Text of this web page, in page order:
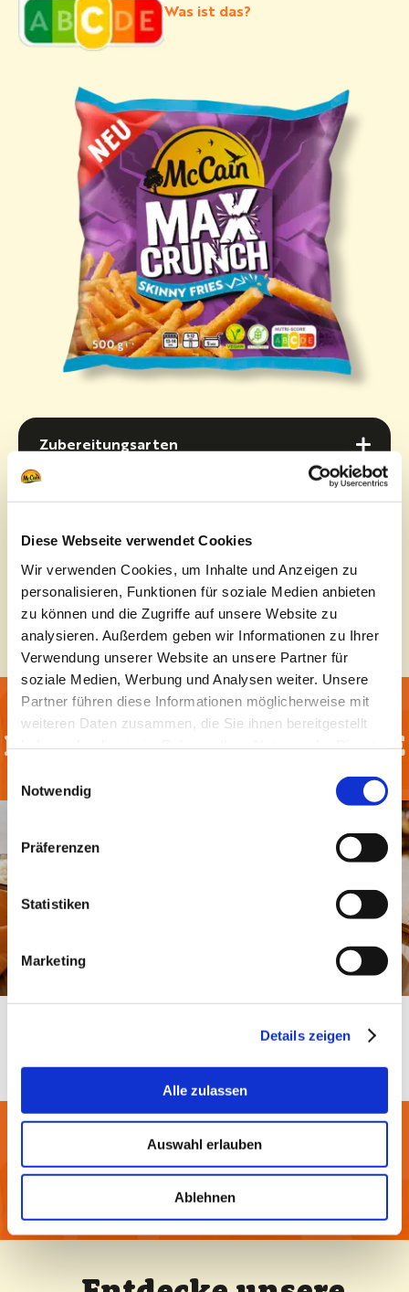
Diese Webseite verwendet Cookies
Wir verwenden Cookies, um Inhalte und Anzeigen zu
personalisieren, Funktionen für soziale Medien anbieten
zu können und die Zugriffe auf unsere Website zu
analysieren. Außerdem geben wir Informationen zu Ihrer
Verwendung unserer Website an unsere Partner für
soziale Medien, Werbung und Analysen weiter. Unsere
Partner führen diese Informationen möglicherweise mit
weiteren Daten zusammen, die Sie ihnen bereitgestellt
Notwendig
Präferenzen
Statistiken
Marketing
Details zeigen
Alle zulassen
Auswahl erlauben
Ablehnen
Was ist das?
Zubereitungsarten
Zubereitungsarten
Zutaten
Nährwertangaben
Nährwertangaben
Entdecke unsere REZEPTE
Steakhouse Frites
2
portionen30min
kochzeit